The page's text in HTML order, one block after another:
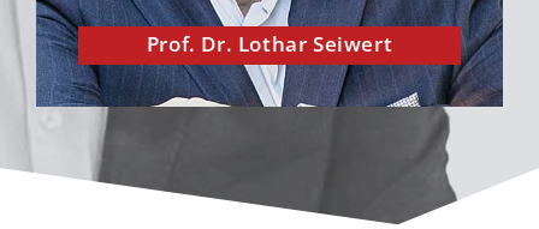
Prof. Dr. Lothar Seiwert